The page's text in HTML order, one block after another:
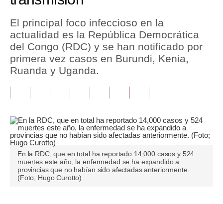
Política
Tu Dinero
Finanzas Personales
Plus G
Opinión
Editorial
Pregunta de hoy
Blogs
El principal foco infeccioso en la
actualidad es la República Democrática
del Congo (RDC) y se han notificado por
primera vez casos en Burundi, Kenia,
Ruanda y Uganda.
En la RDC, que en total ha reportado 14,000 casos y 524
muertes este año, la enfermedad se ha expandido a
provincias que no habían sido afectadas anteriormente.
(Foto; Hugo Curotto)